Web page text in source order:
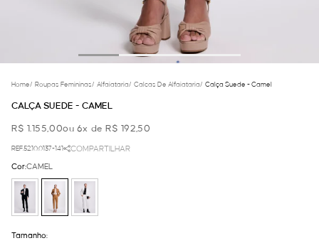
Home/ Roupas Femininas/ Alfaiataria/ Calcas De Alfaiataria/ Calça Suede - Camel
CALÇA SUEDE - CAMEL
R$ 1.155,00ou 6x de R$ 192,50
REF.52.10.0137-141 COMPARTILHAR
Cor:CAMEL
Tamanho: